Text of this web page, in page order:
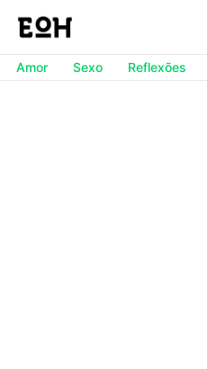
Amor Sexo Reflexões